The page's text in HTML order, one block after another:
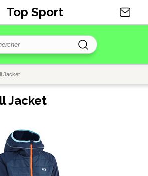
Top Sport
Jacket
Jacket